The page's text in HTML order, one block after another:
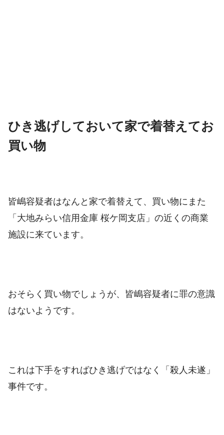
ひき逃げしておいて家で着替えてお
買い物
皆嶋容疑者はなんと家で着替えて、買い物にまた
「大地みらい信用金庫 桜ケ岡支店」の近くの商業
施設に来ています。
おそらく買い物でしょうが、皆嶋容疑者に罪の意識
はないようです。
これは下手をすればひき逃げではなく「殺人未遂」
事件です。